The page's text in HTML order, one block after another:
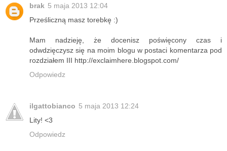
brak 5 maja 2013 12:04
Prześliczną masz torebkę :)
Mam nadzieję, że docenisz poświęcony czas i
odwdzięczysz się na moim blogu w postaci komentarza pod
rozdziałem III http://exclaimhere.blogspot.com/
Odpowiedz
ilgattobianco 5 maja 2013 12:24
Lity! <3
Odpowiedz